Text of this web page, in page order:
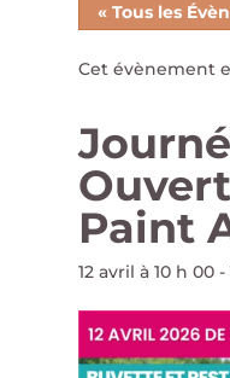
« Tous les
Cet évènement
Paint
12 avril à 10 h 00-